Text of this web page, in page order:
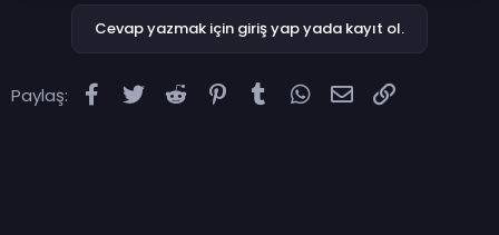
Cevap yazmak için giriş yap yada kayıt ol.
Paylaş: Facebook
Twitter Reddit Pinterest
Tumblr WhatsApp
E-posta